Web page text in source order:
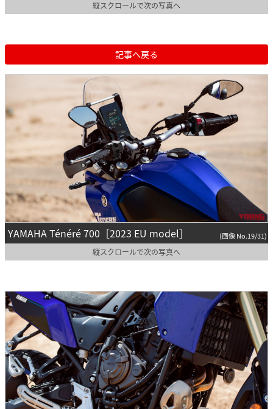
縦スクロールで次の写真へ
記事へ戻る
YAMAHA Ténéré 700［2023 EU model］ (画像 No.19/31)
縦スクロールで次の写真へ